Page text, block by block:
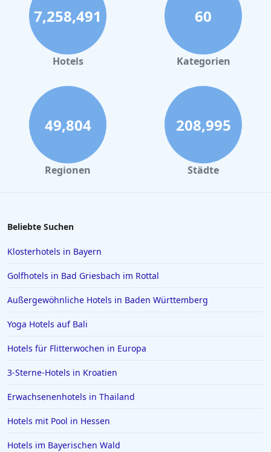
7,258,491
Hotels
60
Kategorien
49,804
Regionen
208,995
Städte
Beliebte Suchen
Klosterhotels in Bayern
Golfhotels in Bad Griesbach im Rottal
Außergewöhnliche Hotels in Baden Württemberg
Yoga Hotels auf Bali
Hotels für Flitterwochen in Europa
3-Sterne-Hotels in Kroatien
Erwachsenenhotels in Thailand
Hotels mit Pool in Hessen
Hotels im Bayerischen Wald